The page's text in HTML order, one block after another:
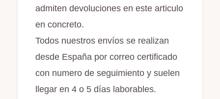
admiten devoluciones en este articulo
en concreto.
Todos nuestros envíos se realizan
desde España por correo certificado
con numero de seguimiento y suelen
llegar en 4 o 5 días laborables.